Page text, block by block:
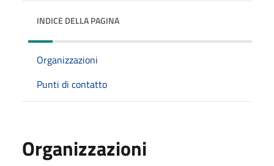
INDICE DELLA PAGINA
Organizzazioni
Punti di contatto
Organizzazioni